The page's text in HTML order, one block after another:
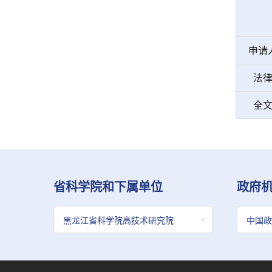
申请
法
全
省科学院和下属单位 政府